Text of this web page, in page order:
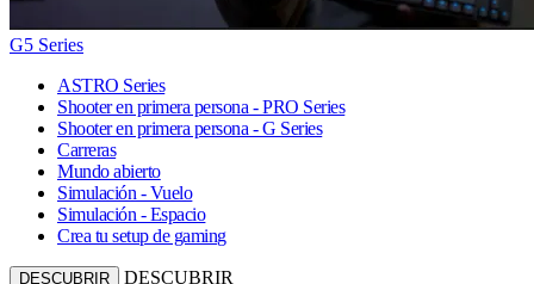
G5 Series
ASTRO Series
Shooter en primera persona - PRO Series
Shooter en primera persona - G Series
Carreras
Mundo abierto
Simulación - Vuelo
Simulación - Espacio
Crea tu setup de gaming
DESCUBRIR DESCUBRIR